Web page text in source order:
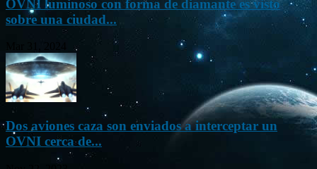
OVNI luminoso con forma de diamante es visto
sobre una ciudad...
Dos aviones caza son enviados a interceptar un
OVNI cerca de...